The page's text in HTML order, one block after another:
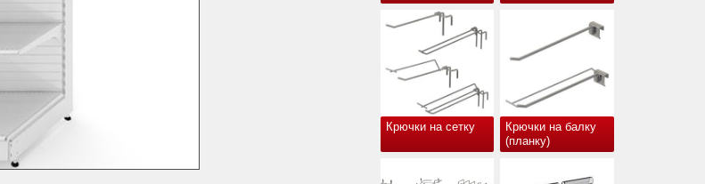
Крючки на сетку
Крючки на балку
(планку)